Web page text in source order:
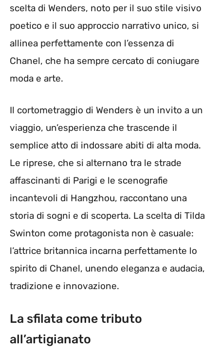
scelta di Wenders, noto per il suo stile visivo
poetico e il suo approccio narrativo unico, si
allinea perfettamente con l’essenza di
Chanel, che ha sempre cercato di coniugare
moda e arte.
Il cortometraggio di Wenders è un invito a un
viaggio, un’esperienza che trascende il
semplice atto di indossare abiti di alta moda.
Le riprese, che si alternano tra le strade
affascinanti di Parigi e le scenografie
incantevoli di Hangzhou, raccontano una
storia di sogni e di scoperta. La scelta di Tilda
Swinton come protagonista non è casuale:
l’attrice britannica incarna perfettamente lo
spirito di Chanel, unendo eleganza e audacia,
tradizione e innovazione.
La sfilata come tributo
all’artigianato